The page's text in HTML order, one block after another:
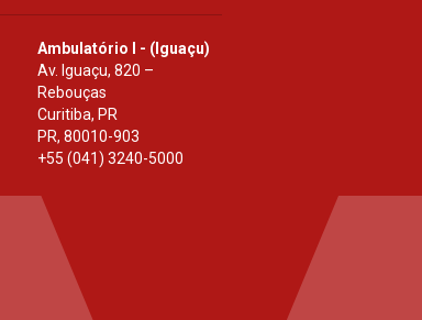
Ambulatório I - (Iguaçu)
Av. Iguaçu, 820 –
Rebouças
Curitiba, PR
PR, 80010-903
+55 (041) 3240-5000